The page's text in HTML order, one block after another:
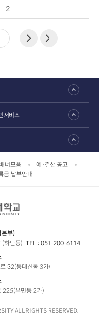
2
너모음
예·결산 공고
금 납부안내
서비스
본부)
(하단동) TEL : 051-200-6114
32(동대신동 3가)
225(부민동 2가)
ALLRIGHTS RESERVED.